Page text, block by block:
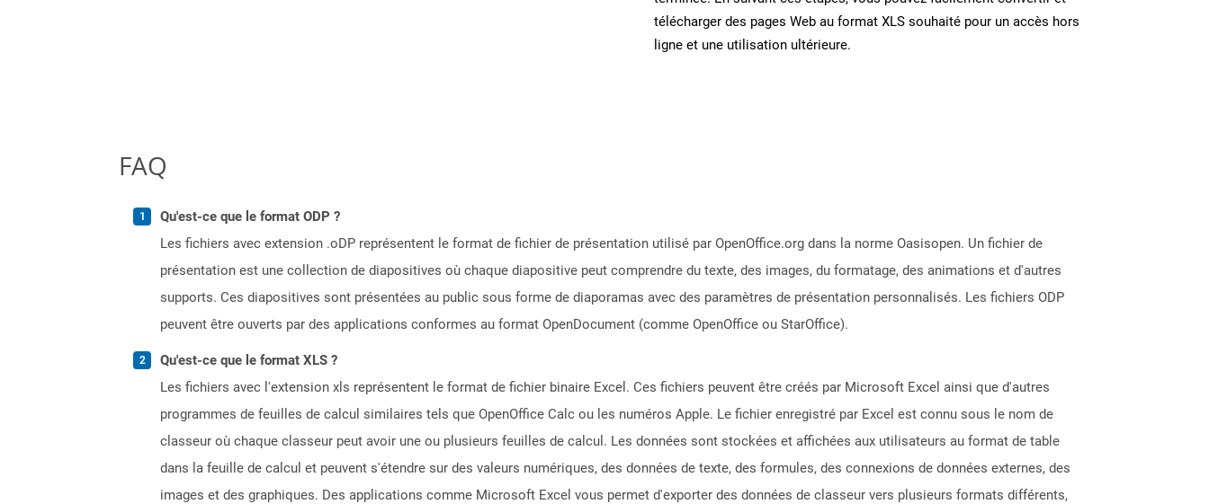
télécharger des pages Web au format XLS souhaité pour un accès hors
ligne et une utilisation ultérieure.
FAQ
Qu'est-ce que le format ODP ?
Les fichiers avec extension .oDP représentent le format de fichier de présentation utilisé par OpenOffice.org dans la norme Oasisopen. Un fichier de
présentation est une collection de diapositives où chaque diapositive peut comprendre du texte, des images, du formatage, des animations et d'autres
supports. Ces diapositives sont présentées au public sous forme de diaporamas avec des paramètres de présentation personnalisés. Les fichiers ODP
peuvent être ouverts par des applications conformes au format OpenDocument (comme OpenOffice ou StarOffice).
Qu'est-ce que le format XLS ?
Les fichiers avec l'extension xls représentent le format de fichier binaire Excel. Ces fichiers peuvent être créés par Microsoft Excel ainsi que d'autres
programmes de feuilles de calcul similaires tels que OpenOffice Calc ou les numéros Apple. Le fichier enregistré par Excel est connu sous le nom de
classeur où chaque classeur peut avoir une ou plusieurs feuilles de calcul. Les données sont stockées et affichées aux utilisateurs au format de table
dans la feuille de calcul et peuvent s'étendre sur des valeurs numériques, des données de texte, des formules, des connexions de données externes, des
images et des graphiques. Des applications comme Microsoft Excel vous permet d'exporter des données de classeur vers plusieurs formats différents,